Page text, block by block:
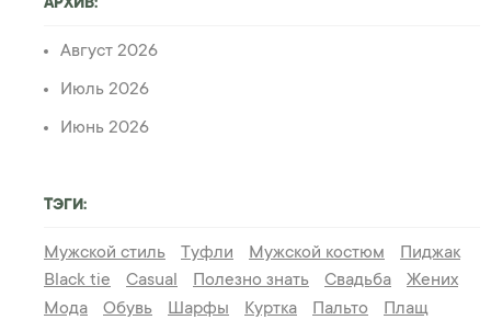
АРХИВ:
Август 2026
Июль 2026
Июнь 2026
ТЭГИ:
Мужской стиль Туфли Мужской костюм
Пиджак
Black tie
Casual Полезно знать Свадьба
Жених
Мода
Обувь Шарфы Куртка Пальто
Плащ